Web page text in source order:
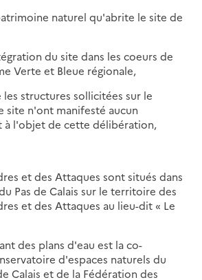
naturel qu'abrite le site de
du site dans les coeurs de
Verte et Bleue régionale,
structures sollicitées sur le
site n'ont manifesté aucun
à l'objet de cette délibération,
et des Attaques sont situés dans
Pas de Calais sur le territoire des
et des Attaques au lieu-dit « Le
des plans d'eau est la co-
d'espaces naturels du
Calais et de la Fédération des